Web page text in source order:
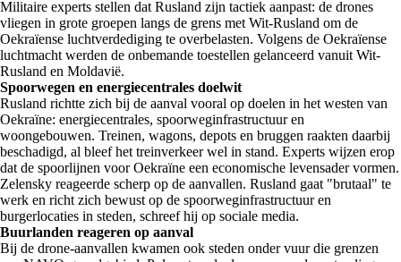
Militaire experts stellen dat Rusland zijn tactiek aanpast: de drones
vliegen in grote groepen langs de grens met Wit-Rusland om de
Oekraïense luchtverdediging te overbelasten. Volgens de Oekraïense
luchtmacht werden de onbemande toestellen gelanceerd vanuit Wit-
Rusland en Moldavië.
Spoorwegen en energiecentrales doelwit
Rusland richtte zich bij de aanval vooral op doelen in het westen van
Oekraïne: energiecentrales, spoorweginfrastructuur en
woongebouwen. Treinen, wagons, depots en bruggen raakten daarbij
beschadigd, al bleef het treinverkeer wel in stand. Experts wijzen erop
dat de spoorlijnen voor Oekraïne een economische levensader vormen.
Zelensky reageerde scherp op de aanvallen. Rusland gaat "brutaal" te
werk en richt zich bewust op de spoorweginfrastructuur en
burgerlocaties in steden, schreef hij op sociale media.
Buurlanden reageren op aanval
Bij de drone-aanvallen kwamen ook steden onder vuur die grenzen